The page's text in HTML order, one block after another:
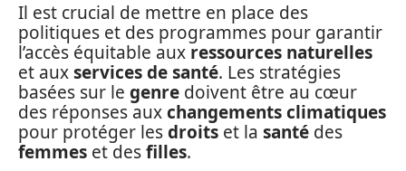
Il est crucial de mettre en place des
politiques et des programmes pour garantir
l’accès équitable aux ressources naturelles
et auxservices de santé. Les stratégies
basées sur le genre doivent être au cœur
des réponses auxchangements climatiques
pour protéger lesdroits et la santé des
femmes et desfilles.